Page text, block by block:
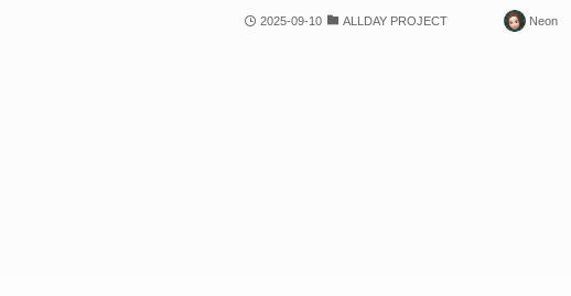
2025-09-10 ALLDAY PROJECT Neon